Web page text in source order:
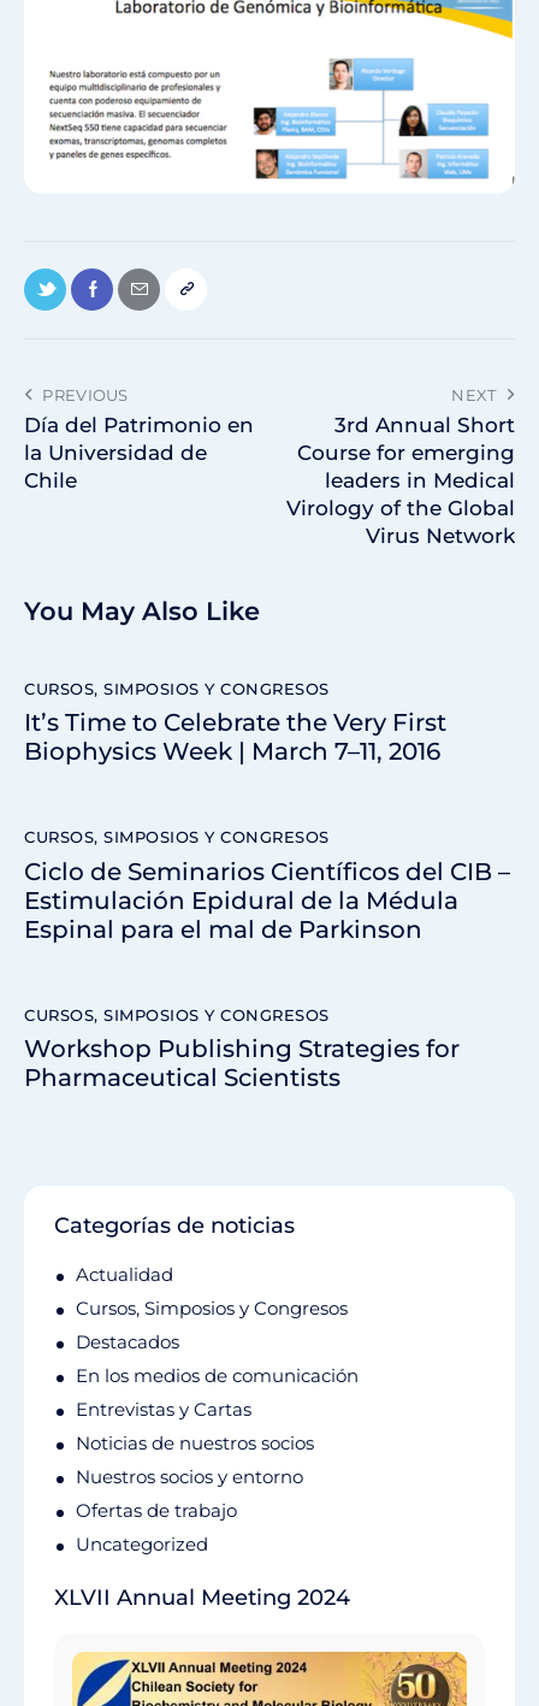
PREVIOUS
Día del Patrimonio en
la Universidad de
Chile
NEXT
3rd Annual Short
Course for emerging
leaders in Medical
Virology of the Global
Virus Network
You May Also Like
CURSOS, SIMPOSIOS Y CONGRESOS
It’s Time to Celebrate the Very First
Biophysics Week | March 7–11, 2016
CURSOS, SIMPOSIOS Y CONGRESOS
Ciclo de Seminarios Científicos del CIB –
Estimulación Epidural de la Médula
Espinal para el mal de Parkinson
CURSOS, SIMPOSIOS Y CONGRESOS
Workshop Publishing Strategies for
Pharmaceutical Scientists
Categorías de noticias
Actualidad
Cursos, Simposios y Congresos
Destacados
En los medios de comunicación
Entrevistas y Cartas
Noticias de nuestros socios
Nuestros socios y entorno
Ofertas de trabajo
Uncategorized
XLVII Annual Meeting 2024